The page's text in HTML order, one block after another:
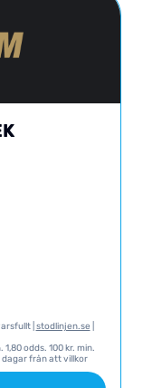
| stodlinjen.se
odds. 100 kr. min.
dagar från att villkor
Erbjudandet